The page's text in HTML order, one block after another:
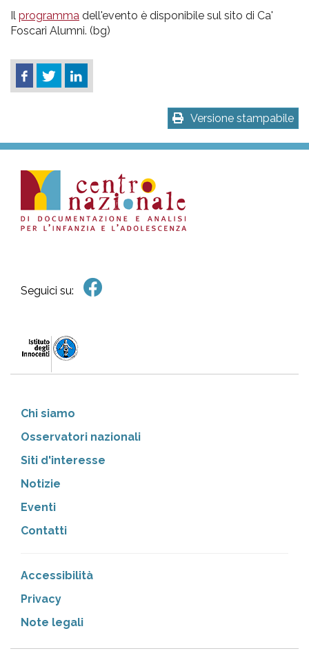
Il programma dell'evento è disponibile sul sito di Ca'
Foscari Alumni. (bg)
Versione stampabile
Seguici su:
Chi siamo
Osservatori nazionali
Siti d'interesse
Notizie
Eventi
Contatti
Accessibilità
Privacy
Note legali